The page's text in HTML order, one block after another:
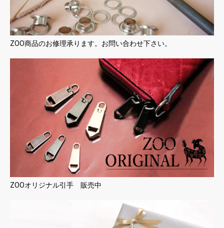
ZOO商品のお修理承ります。お問い合わせ下さい。
ZOOオリジナル引手 販売中